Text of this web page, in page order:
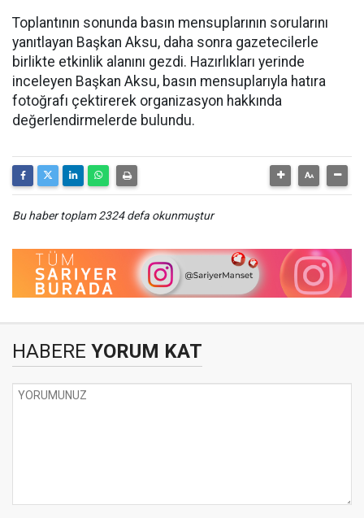
Toplantının sonunda basın mensuplarının sorularını
yanıtlayan Başkan Aksu, daha sonra gazetecilerle
birlikte etkinlik alanını gezdi. Hazırlıkları yerinde
inceleyen Başkan Aksu, basın mensuplarıyla hatıra
fotoğrafı çektirerek organizasyon hakkında
değerlendirmelerde bulundu.
Bu haber toplam 2324 defa okunmuştur
HABERE YORUM KAT